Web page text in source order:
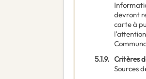
devront
carte à
5.1.9. Critères
Sources